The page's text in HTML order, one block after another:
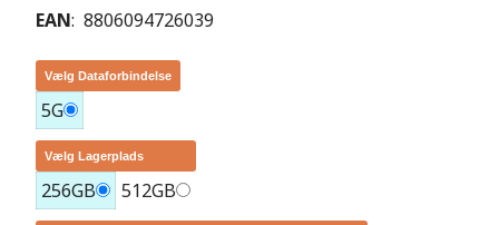
EAN: 8806094726039
Vælg Dataforbindelse
5G
Vælg Lagerplads
256GB 512GB